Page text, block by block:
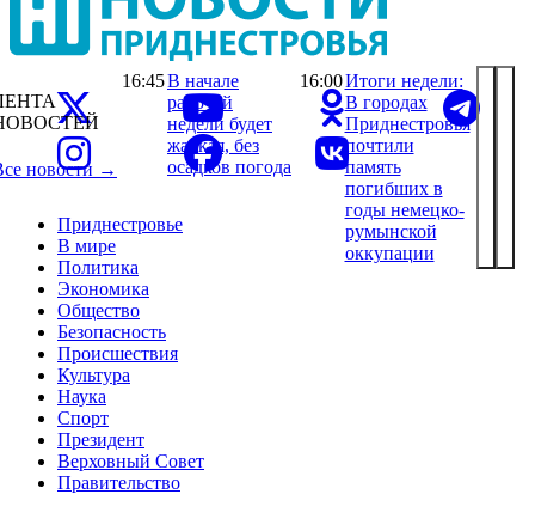
Приднестровье
В мире
Политика
Экономика
Общество
Безопасность
Происшествия
Культура
Наука
Спорт
Президент
Верховный Совет
Правительство
новости →
16:45В начале
рабочей
недели будет
жаркая, без
осадков погода
16:00Итоги недели:
В городах
Приднестровья
почтили
память
погибших в
годы немецко-
румынской
оккупации